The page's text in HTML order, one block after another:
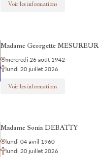
Voir les informations
Madame Georgette MESUREUR
mercredi 26 août 1942
lundi 20 juillet 2026
Voir les informations
Madame Sonia DEBATTY
lundi 04 avril 1960
lundi 20 juillet 2026